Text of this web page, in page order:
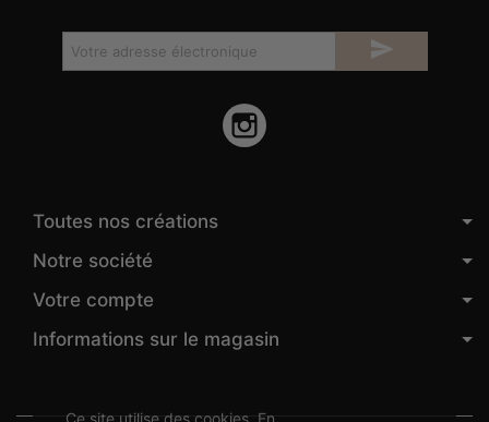

Toutes nos créations
Notre société
Votre compte
Informations sur le magasin
Ce site utilise des cookies. En